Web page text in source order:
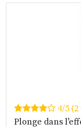
4/5
Plonge dans